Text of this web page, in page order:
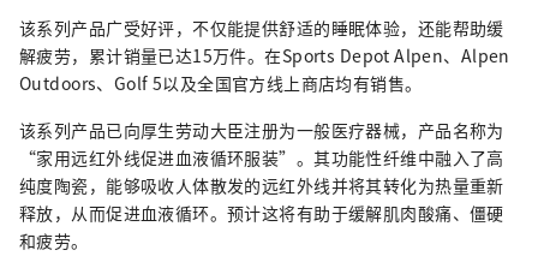
该系列产品广受好评，不仅能提供舒适的睡眠体验，还能帮助缓
解疲劳，累计销量已达15万件。在Sports Depot Alpen、Alpen
Outdoors、Golf 5以及全国官方线上商店均有销售。
该系列产品已向厚生劳动大臣注册为一般医疗器械，产品名称为
“家用远红外线促进血液循环服装”。其功能性纤维中融入了高
纯度陶瓷，能够吸收人体散发的远红外线并将其转化为热量重新
释放，从而促进血液循环。预计这将有助于缓解肌肉酸痛、僵硬
和疲劳。